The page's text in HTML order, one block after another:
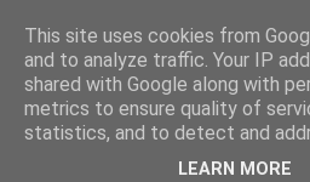
This site uses cookies from
and to analyze traffic. Your IP
shared with Google along with
metrics to ensure quality of
statistics, and to detect and
LEARN MORE